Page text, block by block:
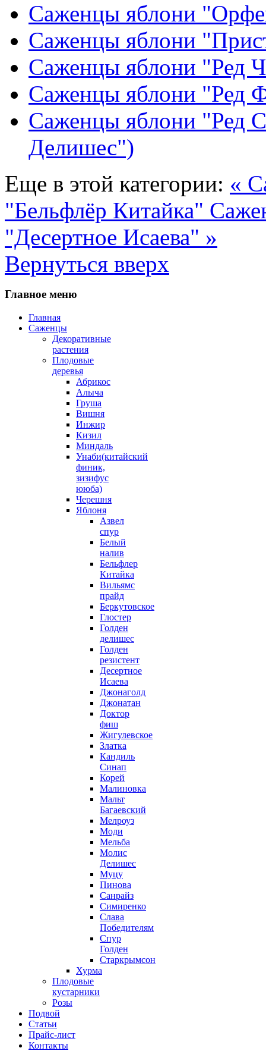
Саженцы яблони
Саженцы яблони
Саженцы яблони "Ред
Саженцы яблони "Ред
Саженцы яблони "Ред
Делишес")
Еще в этой категории: «
"Бельфлёр Китайка"
"Десертное Исаева" »
Вернуться вверх
Главное меню
Главная
Саженцы
Декоративные
растения
Плодовые
деревья
Абрикос
Алыча
Груша
Вишня
Инжир
Кизил
Миндаль
Унаби(китайский
финик,
зизифус
ююба)
Черешня
Яблоня
Азвел
спур
Белый
налив
Бельфлер
Китайка
Вильямс
прайд
Беркутовское
Глостер
Голден
делишес
Голден
резистент
Десертное
Исаева
Джонаголд
Джонатан
Доктор
фиш
Жигулевское
Златка
Кандиль
Синап
Корей
Малиновка
Мальт
Багаевский
Мелроуз
Моди
Мельба
Молис
Делишес
Муцу
Пинова
Санрайз
Симиренко
Слава
Победителям
Спур
Голден
Старкрымсон
Хурма
Плодовые
кустарники
Розы
Подвой
Статьи
Прайс-лист
Контакты